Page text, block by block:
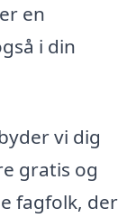
en
i din
vi dig
gratis og
fagfolk, der